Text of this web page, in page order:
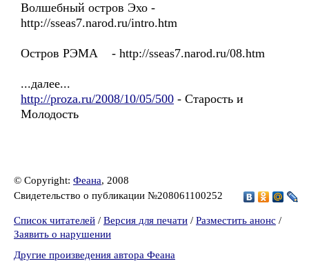
Волшебный остров Эхо -
http://sseas7.narod.ru/intro.htm
Остров РЭМА - http://sseas7.narod.ru/08.htm
...далее...
http://proza.ru/2008/10/05/500 - Старость и
Молодость
© Copyright: Феана, 2008
Свидетельство о публикации №208061100252
Список читателей / Версия для печати / Разместить анонс /
Заявить о нарушении
Другие произведения автора Феана